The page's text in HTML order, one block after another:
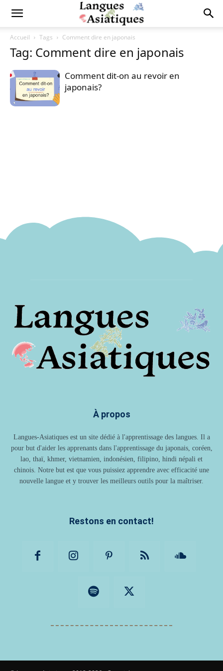
Accueil Tags Comment dire en japonais
Tag: Comment dire en japonais
Comment dit-on au revoir en
japonais?
À propos
Langues-Asiatiques est un site dédié à l'apprentissage des langues. Il a
pour but d'aider les apprenants dans l'apprentissage du japonais, coréen,
lao, thaï, khmer, vietnamien, indonésien, filipino, hindi népali et
chinois. Notre but est que vous puissiez apprendre avec efficacité une
nouvelle langue et y trouver les meilleurs outils pour la maîtriser.
Restons en contact!